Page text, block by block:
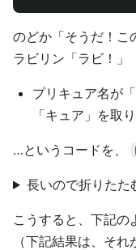
のどか「そうだ！こ
ラビリン「ラビ！」
プリキュア名が
「キュア」を取
…というコードを、
長いので折りたた
こうすると、下記の
（下記結果は、そ